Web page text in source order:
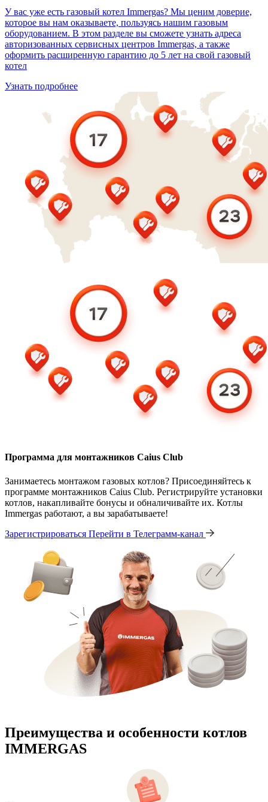
У вас уже есть газовый котел Immergas? Мы ценим доверие,
которое вы нам оказываете, пользуясь нашим газовым
оборудованием. В этом разделе вы сможете узнать адреса
авторизованных сервисных центров Immergas, а также
оформить расширенную гарантию до 5 лет на свой газовый
котел
Узнать подробнее
Программа для монтажников Caius Club
Занимаетесь монтажом газовых котлов? Присоединяйтесь к
программе монтажников Caius Club. Регистрируйте установки
котлов, накапливайте бонусы и обналичивайте их. Котлы
Immergas работают, а вы зарабатываете!
Зарегистрироваться Перейти в Телеграмм-канал
Преимущества и особенности котлов
IMMERGAS